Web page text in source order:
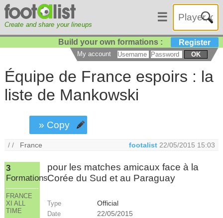
Create and share your lineups
☰
Build your own formations : Register
My account OK
Équipe de France espoirs : la
liste de Mankowski
» Copy
/ / France footalist 22/05/2015 15:03
3
Formations
FRANCE
XI ALL
TIME
pour les matches amicaux face à la
Corée du Sud et au Paraguay
Type Official
Date 22/05/2015